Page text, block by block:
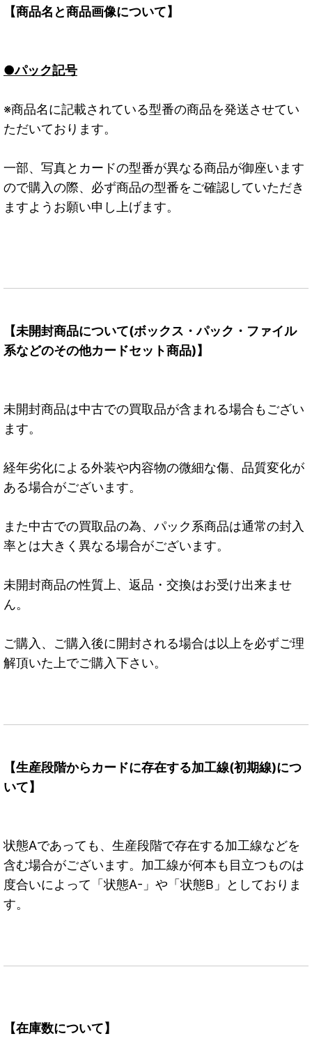
【商品名と商品画像について】
●パック記号
※商品名に記載されている型番の商品を発送させてい
ただいております。
一部、写真とカードの型番が異なる商品が御座います
ので購入の際、必ず商品の型番をご確認していただき
ますようお願い申し上げます。
【未開封商品について(ボックス・パック・ファイル
系などのその他カードセット商品)】
未開封商品は中古での買取品が含まれる場合もござい
ます。
経年劣化による外装や内容物の微細な傷、品質変化が
ある場合がございます。
また中古での買取品の為、パック系商品は通常の封入
率とは大きく異なる場合がございます。
未開封商品の性質上、返品・交換はお受け出来ませ
ん。
ご購入、ご購入後に開封される場合は以上を必ずご理
解頂いた上でご購入下さい。
【生産段階からカードに存在する加工線(初期線)につ
いて】
状態Aであっても、生産段階で存在する加工線などを
含む場合がございます。加工線が何本も目立つものは
度合いによって「状態A-」や「状態B」としておりま
す。
【在庫数について】